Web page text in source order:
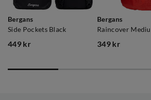
Bergans
Side Pockets Black
449 kr
Bergans
Raincover
349 kr